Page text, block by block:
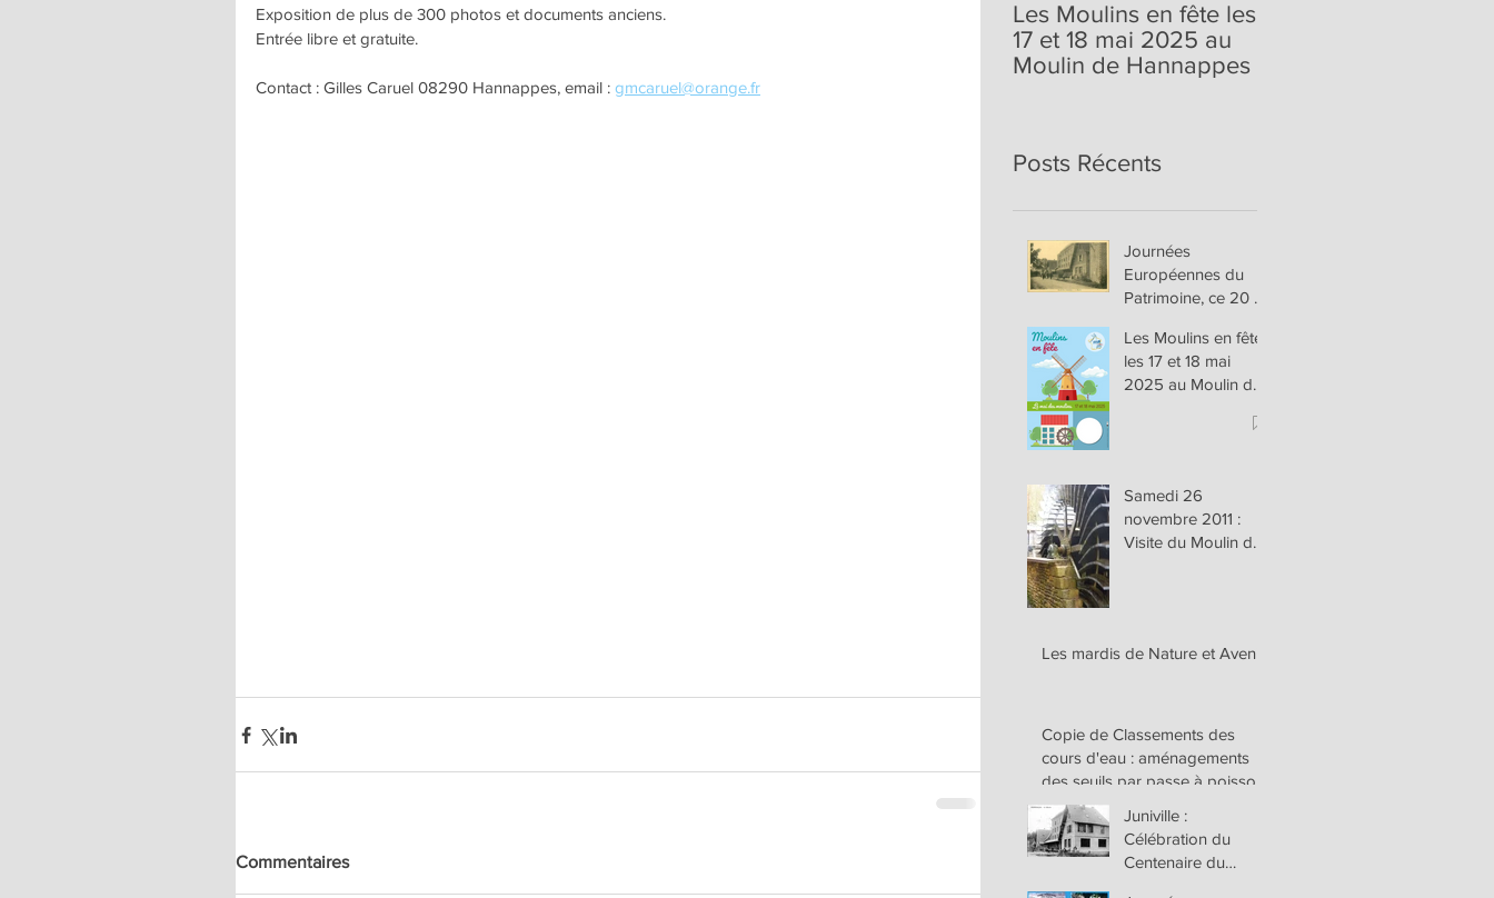
Exposition de plus de 300 photos et documents anciens.
Entrée libre et gratuite.
Contact : Gilles Caruel 08290 Hannappes, email : gmcaruel@orange.fr
Commentaires
Les Moulins en fête les
17 et 18 mai 2025 au
Moulin de Hannappes
Posts Récents
Journées
Européennes du
Patrimoine, ce 20 et
Les Moulins en fête
les 17 et 18 mai
2025 au Moulin de
Samedi 26
novembre 2011 :
Visite du Moulin de
Les mardis de Nature et Avenir
Copie de Classements des
cours d'eau : aménagements
des seuils par passe à poisson
ou arrasement des seui
Juniville :
Célébration du
Centenaire du